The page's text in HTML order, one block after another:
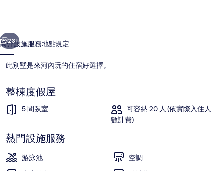
集
個 下一個
23+
簡介設施服務地點規定
此別墅是來河內玩的住宿好選擇。
整棟度假屋
5 間臥室
可容納 20 人 (依實際入住人
數計費)
熱門設施服務
游泳池
空調